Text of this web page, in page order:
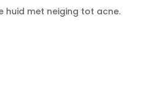
huid met neiging tot acne.